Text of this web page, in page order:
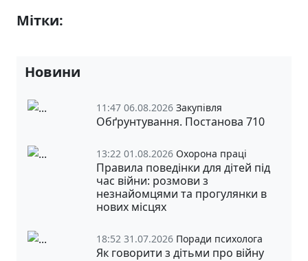
Мітки:
Новини
11:47 06.08.2026 Закупівля
Обґрунтування. Постанова 710
13:22 01.08.2026 Охорона праці
Правила поведінки для дітей під
час війни: розмови з
незнайомцями та прогулянки в
нових місцях
18:52 31.07.2026 Поради психолога
Як говорити з дітьми про війну